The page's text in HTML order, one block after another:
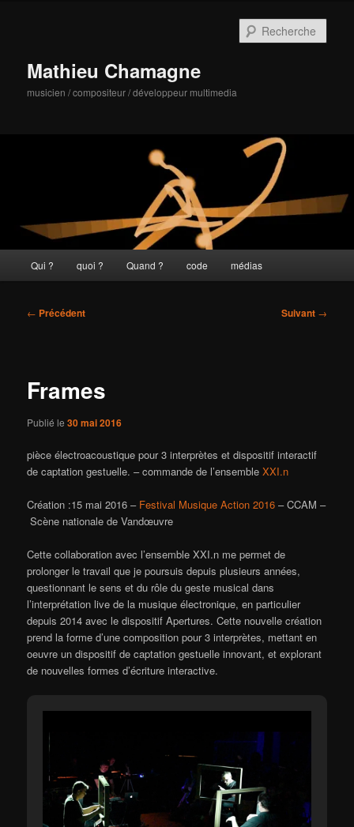
Mathieu Chamagne
musicien / compositeur / développeur multimedia
principal
Qui ? quoi ? Quand ? code médias
Navigation
← Précédent Suivant →
Frames
Publié le30 mai 2016
pièce électroacoustique pour 3 interprètes et dispositif interactif
de captation gestuelle. – commande de l’ensembleXXI.n
Création :15 mai 2016 – Festival Musique Action 2016 – CCAM –
Scène nationale de Vandœuvre
Cette collaboration avec l’ensemble XXI.n me permet de
prolonger le travail que je poursuis depuis plusieurs années,
questionnant le sens et du rôle du geste musical dans
l’interprétation live de la musique électronique, en particulier
depuis 2014 avec le dispositif Apertures. Cette nouvelle création
prend la forme d’une composition pour 3 interprètes, mettant en
oeuvre un dispositif de captation gestuelle innovant, et explorant
de nouvelles formes d’écriture interactive.